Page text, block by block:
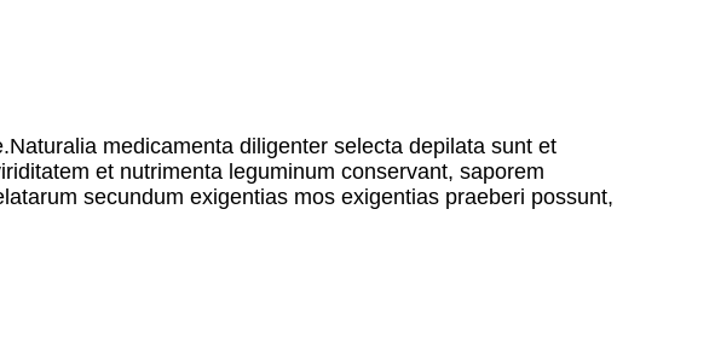
medicamenta diligenter selecta depilata sunt et
et nutrimenta leguminum conservant, saporem
secundum exigentias mos exigentias praeberi possunt,